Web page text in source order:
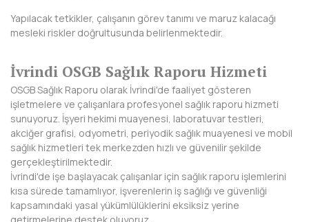
KÜTAHYA
MANİSA
MARDİN
MERSİN
MUĞLA
MUŞ
Yapılacak tetkikler, çalışanın görev tanımı ve maruz kalacağı
mesleki riskler doğrultusunda belirlenmektedir.
İvrindi OSGB Sağlık Raporu Hizmeti
OSGB Sağlık Raporu olarak İvrindi'de faaliyet gösteren
işletmelere ve çalışanlara profesyonel sağlık raporu hizmeti
sunuyoruz. İşyeri hekimi muayenesi, laboratuvar testleri,
akciğer grafisi, odyometri, periyodik sağlık muayenesi ve mobil
sağlık hizmetleri tek merkezden hızlı ve güvenilir şekilde
gerçekleştirilmektedir.
İvrindi'de işe başlayacak çalışanlar için sağlık raporu işlemlerini
kısa sürede tamamlıyor, işverenlerin iş sağlığı ve güvenliği
kapsamındaki yasal yükümlülüklerini eksiksiz yerine
getirmelerine destek oluyoruz.